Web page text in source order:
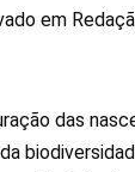
em
das